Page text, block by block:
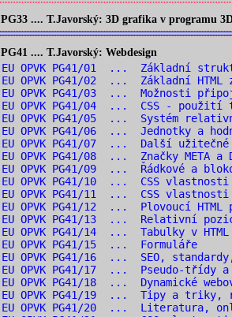
PG33 .... T.Javorský: 3D grafika v programu
PG41 .... T.Javorský: Webdesign
EU OPVK PG41/01 ... Základní
EU OPVK PG41/02 ... Základní HTML
EU OPVK PG41/03 ... Možnosti
EU OPVK PG41/04 ... CSS -
EU OPVK PG41/05 ... Systém
EU OPVK PG41/06 ... Jednotky a
EU OPVK PG41/07 ... Další užitečné
EU OPVK PG41/08 ... Značky META a
EU OPVK PG41/09 ... Řádkové a
EU OPVK PG41/10 ... CSS
EU OPVK PG41/11 ... CSS
EU OPVK PG41/12 ... Plovoucí HTML
EU OPVK PG41/13 ... Relativní
EU OPVK PG41/14 ... Tabulky v HTML
EU OPVK PG41/15 ... Formuláře
EU OPVK PG41/16 ... SEO,
EU OPVK PG41/17 ... Pseudo-třídy a
EU OPVK PG41/18 ... Dynamické
EU OPVK PG41/19 ... Tipy a triky,
EU OPVK PG41/20 ... Literatura,